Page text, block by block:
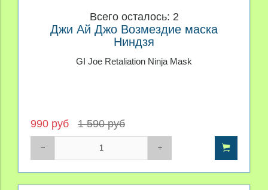
Всего осталось: 2
Джи Ай Джо Возмездие маска
Ниндзя
GI Joe Retaliation Ninja Mask
990 руб 1 590 руб